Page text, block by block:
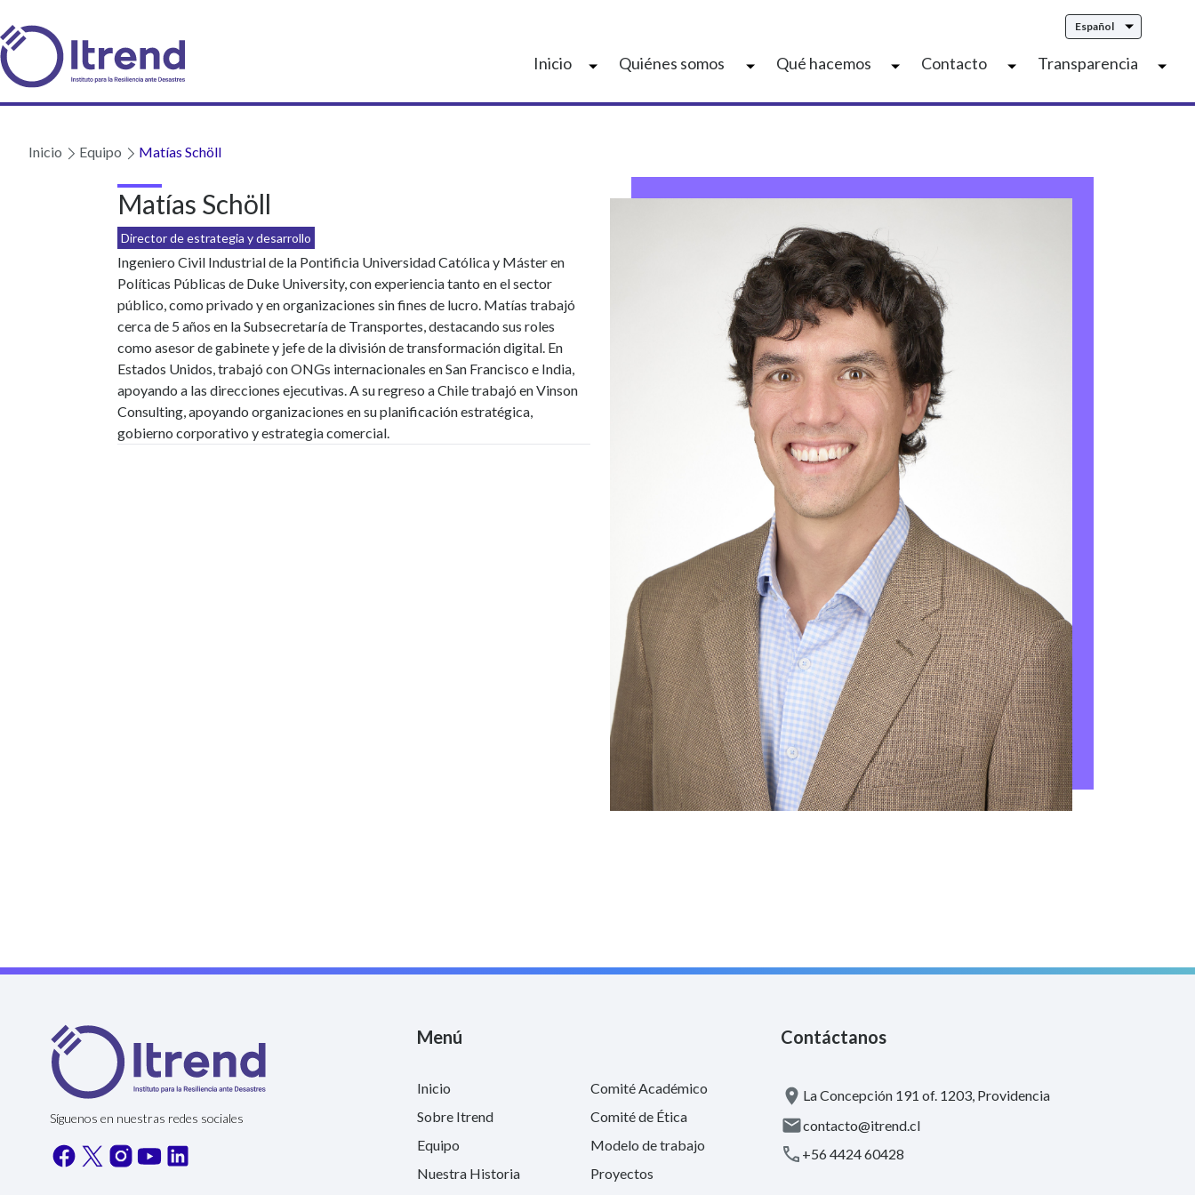
Inicio Quiénes somos Qué hacemos Contacto Transparencia
Español
Inicio Equipo Matías Schöll
Matías Schöll
Director de estrategia y desarrollo
Ingeniero Civil Industrial de la Pontificia Universidad Católica y Máster en
Políticas Públicas de Duke University, con experiencia tanto en el sector
público, como privado y en organizaciones sin fines de lucro. Matías trabajó
cerca de 5 años en la Subsecretaría de Transportes, destacando sus roles
como asesor de gabinete y jefe de la división de transformación digital. En
Estados Unidos, trabajó con ONGs internacionales en San Francisco e India,
apoyando a las direcciones ejecutivas. A su regreso a Chile trabajó en Vinson
Consulting, apoyando organizaciones en su planificación estratégica,
gobierno corporativo y estrategia comercial.
Síguenos en nuestras redes sociales
Menú
Inicio
Sobre Itrend
Equipo
Nuestra Historia
Comité Académico
Comité de Ética
Modelo de trabajo
Proyectos
Contáctanos
La Concepción 191 of. 1203, Providencia
contacto@itrend.cl
+56 4424 60428